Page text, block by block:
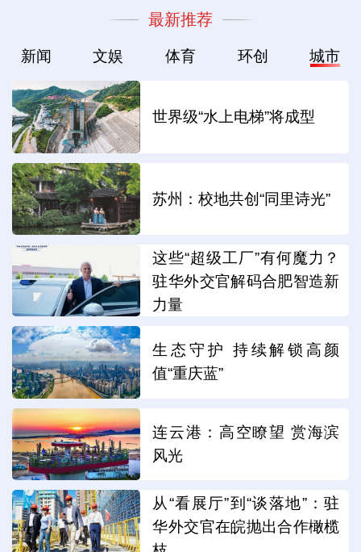
最新推荐
新闻 文娱 体育 环创 城市
世界级“水上电梯”将成型
苏州：校地共创“同里诗光”
这些“超级工厂”有何魔力？
驻华外交官解码合肥智造新
力量
生态守护 持续解锁高颜
值“重庆蓝”
连云港：高空瞭望 赏海滨
风光
从“看展厅”到“谈落地”：驻
华外交官在皖抛出合作橄榄